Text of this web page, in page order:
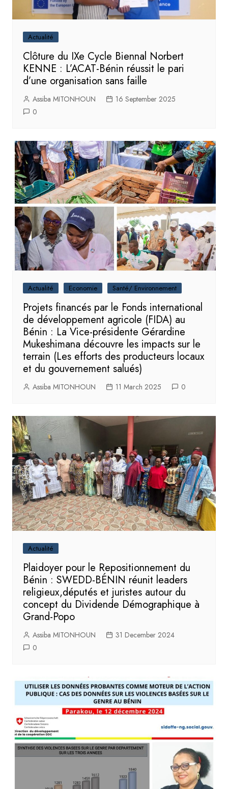
Actualité
Clôture du IXe Cycle Biennal Norbert
KENNE : L’ACAT-Bénin réussit le pari
d’une organisation sans faille
Assiba MITONHOUN
16 September 2025
0
Actualité Economie Santé/ Environnement
Projets financés par le Fonds international
de développement agricole (FIDA) au
Bénin : La Vice-présidente Gérardine
Mukeshimana découvre les impacts sur le
terrain (Les efforts des producteurs locaux
et du gouvernement salués)
Assiba MITONHOUN 11 March 2025 0
Actualité
Plaidoyer pour le Repositionnement du
Bénin : SWEDD-BÉNIN réunit leaders
religieux,députés et juristes autour du
concept du Dividende Démographique à
Grand-Popo
Assiba MITONHOUN
31 December 2024
0